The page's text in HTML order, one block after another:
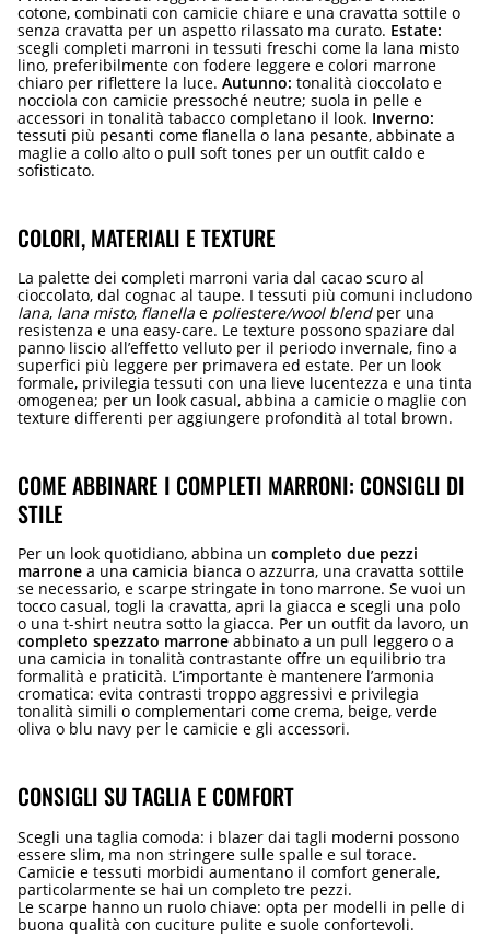
cotone, combinati con camicie chiare e una cravatta sottile o
senza cravatta per un aspetto rilassato ma curato. Estate:
scegli completi marroni in tessuti freschi come la lana misto
lino, preferibilmente con fodere leggere e colori marrone
chiaro per riflettere la luce. Autunno: tonalità cioccolato e
nocciola con camicie pressoché neutre; suola in pelle e
accessori in tonalità tabacco completano il look. Inverno:
tessuti più pesanti come flanella o lana pesante, abbinate a
maglie a collo alto o pull soft tones per un outfit caldo e
sofisticato.
COLORI, MATERIALI E TEXTURE
La palette dei completi marroni varia dal cacao scuro al
cioccolato, dal cognac al taupe. I tessuti più comuni includono
lana, lana misto, flanella e poliestere/wool blendper una
resistenza e una easy-care. Le texture possono spaziare dal
panno liscio all’effetto velluto per il periodo invernale, fino a
superfici più leggere per primavera ed estate. Per un look
formale, privilegia tessuti con una lieve lucentezza e una tinta
omogenea; per un look casual, abbina a camicie o maglie con
texture differenti per aggiungere profondità al total brown.
COME ABBINARE I COMPLETI MARRONI: CONSIGLI DI
STILE
Per un look quotidiano, abbina un completo due pezzi
marrone a una camicia bianca o azzurra, una cravatta sottile
se necessario, e scarpe stringate in tono marrone. Se vuoi un
tocco casual, togli la cravatta, apri la giacca e scegli una polo
o una t-shirt neutra sotto la giacca. Per un outfit da lavoro, un
completo spezzato marrone abbinato a un pull leggero o a
una camicia in tonalità contrastante offre un equilibrio tra
formalità e praticità. L’importante è mantenere l’armonia
cromatica: evita contrasti troppo aggressivi e privilegia
tonalità simili o complementari come crema, beige, verde
oliva o blu navy per le camicie e gli accessori.
CONSIGLI SU TAGLIA E COMFORT
Scegli una taglia comoda: i blazer dai tagli moderni possono
essere slim, ma non stringere sulle spalle e sul torace.
Camicie e tessuti morbidi aumentano il comfort generale,
particolarmente se hai un completo tre pezzi.
Le scarpe hanno un ruolo chiave: opta per modelli in pelle di
buona qualità con cuciture pulite e suole confortevoli.